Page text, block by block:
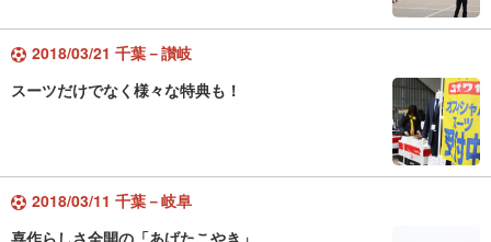
2018/03/21 千葉－讃岐
スーツだけでなく様々な特典も！
2018/03/11 千葉－岐阜
喜作らしさ全開の「あげたこやき」